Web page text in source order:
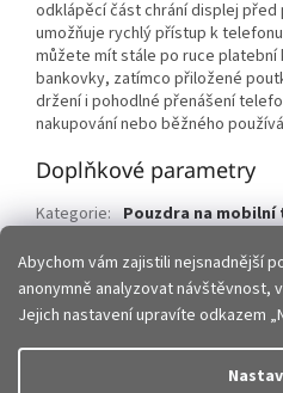
Abychom vám zajistili nejsnadnější
anonymně analyzovat návštěvnost,
Jejich nastavení upravíte odkazem
odklápěcí část chrání displej před
umožňuje rychlý přístup k
můžete mít stále po ruce
bankovky, zatímco přiložené
držení i pohodlné přenášení
nakupování nebo běžného
Doplňkové parametry
Kategorie: Pouzdra na